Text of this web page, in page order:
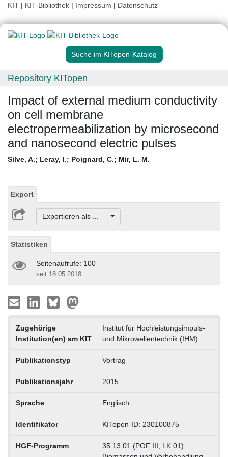
KIT | KIT-Bibliothek | Impressum | Datenschutz
Suche im KITopen-Katalog
Repository KITopen
Impact of external medium conductivity
on cell membrane
electropermeabilization by microsecond
and nanosecond electric pulses
Silve, A.; Leray, I.; Poignard, C.; Mir, L. M.
Export
Exportieren als ...
Statistiken
Seitenaufrufe: 100
seit 18.05.2018
Zugehörige
Institution(en) am KIT
Institut für Hochleistungsimpuls-
und Mikrowellentechnik (IHM)
Publikationstyp Vortrag
Publikationsjahr 2015
Sprache Englisch
Identifikator KITopen-ID: 230100875
HGF-Programm
35.13.01 (POF III, LK 01)